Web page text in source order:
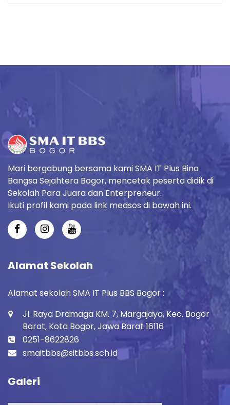
Mari bergabung bersama kami SMA IT Plus Bina
Bangsa Sejahtera Bogor, mencetak peserta didik di
Sekolah Para Juara dan Enterpreneur.
Ikuti profil kami pada link medsos di bawah ini.
Alamat Sekolah
Alamat sekolah SMA IT Plus BBS Bogor :
Jl. Raya Dramaga KM. 7, Margajaya, Kec. Bogor
Barat, Kota Bogor, Jawa Barat 16116
0251-8622826
smaitbbs@sitbbs.sch.id
Galeri